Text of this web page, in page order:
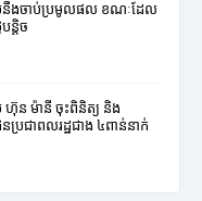
នឹងចាប់ប្រមូលផល ខណៈដែល
ន្តិច
ហ៊ុន ម៉ានី ចុះពិនិត្យ និង
រជាពលរដ្ឋជាង ៤ពាន់នាក់